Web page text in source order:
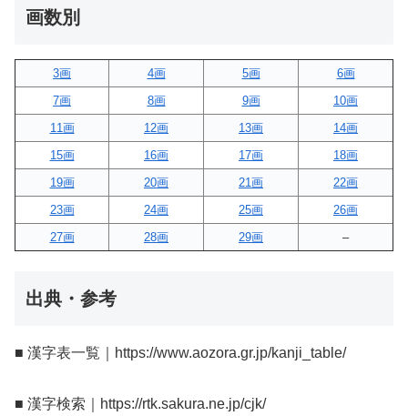
画数別
3画 4画 5画
6画
7画
8画 9画
10画
11画
12画 13画
14画
15画
16画 17画
18画
19画
20画 21画
22画
23画
24画 25画
26画
27画
28画 29画 –
出典・参考
■ 漢字表一覧｜https://www.aozora.gr.jp/kanji_table/
■ 漢字検索｜https://rtk.sakura.ne.jp/cjk/